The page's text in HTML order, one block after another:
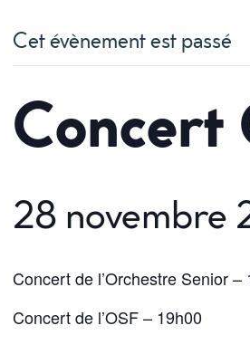
Cet évènement est passé
Concert
28 novembre
Concert de l’Orchestre Senior –
Concert de l’OSF – 19h00